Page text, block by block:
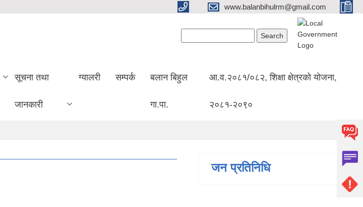
www.balanbihulrm@gmail.com
सूचना तथा
जानकारी
ग्यालरी सम्पर्क बलान बिहुल
गा.पा.
आ.व.२०८१/०८२, शिक्षा क्षेत्रको योजना,
२०८१-२०९०
जन प्रतिनिधि